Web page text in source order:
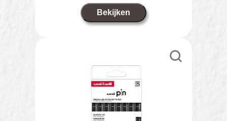
Bekijken